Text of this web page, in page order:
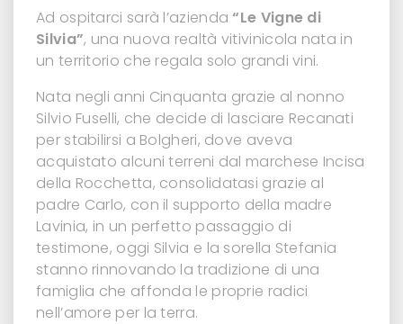
Ad ospitarci sarà l’azienda“Le Vigne di
Silvia”, una nuova realtà vitivinicola nata in
un territorio che regala solo grandi vini.
Nata negli anni Cinquanta grazie al nonno
Silvio Fuselli, che decide di lasciare Recanati
per stabilirsi a Bolgheri, dove aveva
acquistato alcuni terreni dal marchese Incisa
della Rocchetta, consolidatasi grazie al
padre Carlo, con il supporto della madre
Lavinia, in un perfetto passaggio di
testimone, oggi Silvia e la sorella Stefania
stanno rinnovando la tradizione di una
famiglia che affonda le proprie radici
nell’amore per la terra.